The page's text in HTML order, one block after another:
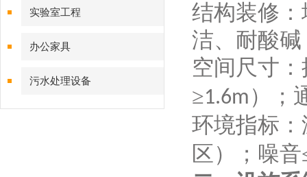
实验室工程
办公家具
污水处理设备
结构装修
洁、耐酸
空间尺寸
≥1.6m ）；
环境指标：
区）；噪音